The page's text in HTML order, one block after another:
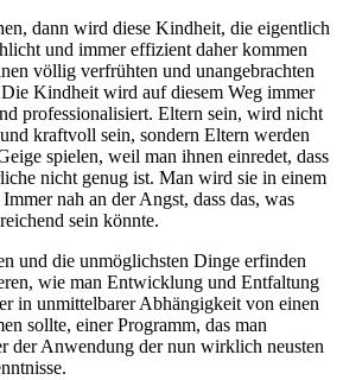
dann wird diese Kindheit, die eigentlich
und immer effizient daher kommen
völlig verfrühten und unangebrachten
Kindheit wird auf diesem Weg immer
professionalisiert. Eltern sein, wird nicht
kraftvoll sein, sondern Eltern werden
spielen, weil man ihnen einredet, dass
nicht genug ist. Man wird sie in einem
nah an der Angst, dass das, was
sein könnte.
und die unmöglichsten Dinge erfinden
wie man Entwicklung und Entfaltung
in unmittelbarer Abhängigkeit von einen
sollte, einer Programm, das man
der Anwendung der nun wirklich neusten